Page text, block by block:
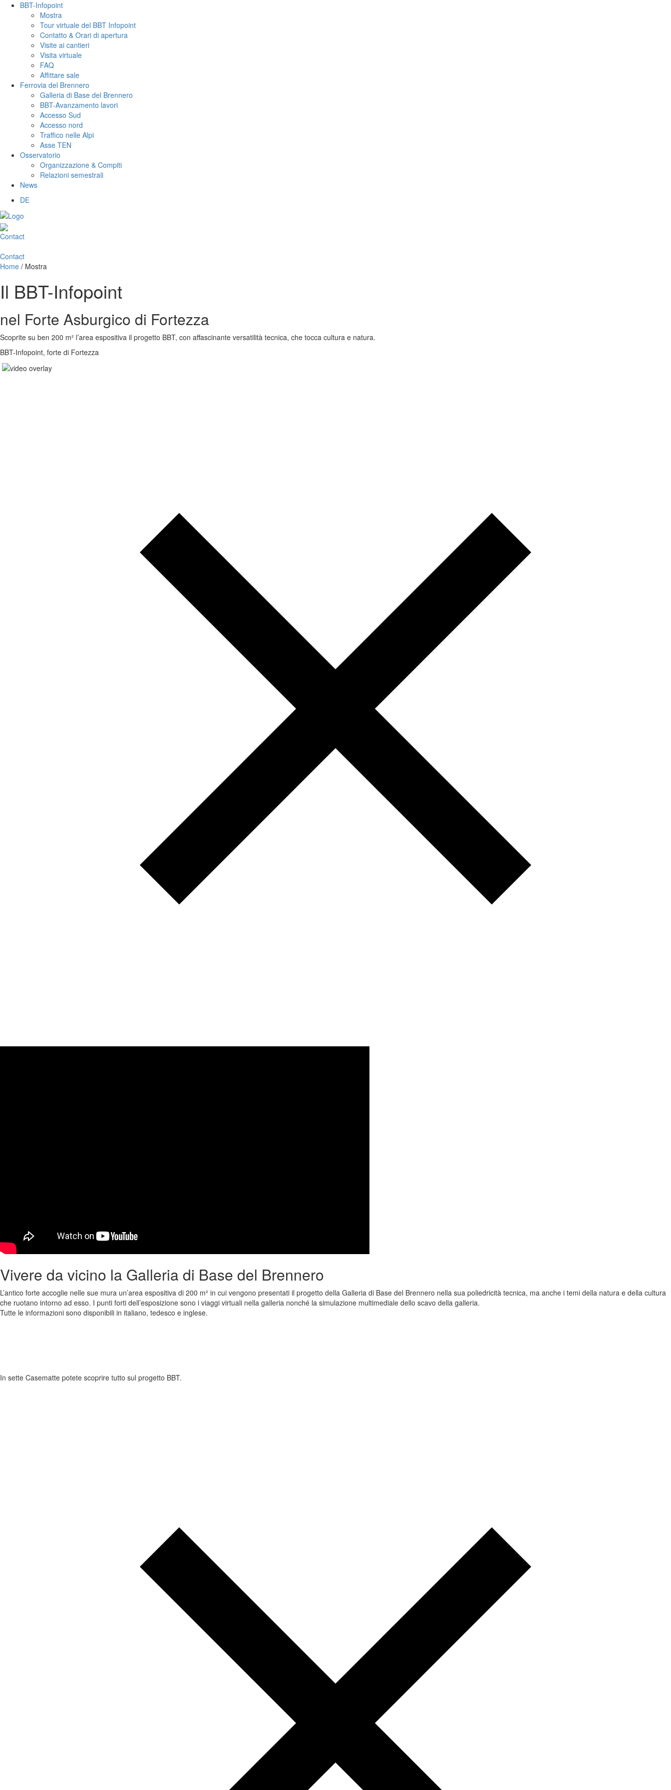
BBT-Infopoint
Mostra
Tour virtuale del BBT Infopoint
Contatto & Orari di apertura
Visite ai cantieri
Visita virtuale
FAQ
Affittare sale
Ferrovia del Brennero
Galleria di Base del Brennero
BBT-Avanzamento lavori
Accesso Sud
Accesso nord
Traffico nelle Alpi
Asse TEN
Osservatorio
Organizzazione & Compiti
Relazioni semestrali
News
DE
Contact
Contact
Home / Mostra
Il BBT-Infopoint
nel Forte Asburgico di Fortezza
Scoprite su ben 200 m² l’area espositiva il progetto BBT, con affascinante versatilità tecnica, che tocca cultura e natura.
BBT-Infopoint, forte di Fortezza
Vivere da vicino la Galleria di Base del Brennero
L’antico forte accoglie nelle sue mura un’area espositiva di 200 m² in cui vengono presentati il progetto della Galleria di Base del Brennero nella sua poliedricità tecnica, ma anche i temi della natura e della cultura
che ruotano intorno ad esso. I punti forti dell’esposizione sono i viaggi virtuali nella galleria nonché la simulazione multimediale dello scavo della galleria.
Tutte le informazioni sono disponibili in italiano, tedesco e inglese.
In sette Casematte potete scoprire tutto sul progetto BBT.